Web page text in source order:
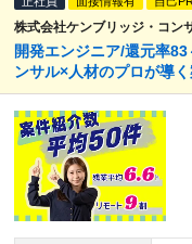
株式会社ケンブリッジ・コン
開発エンジニア/還元率
ンサル×人材のプロが導